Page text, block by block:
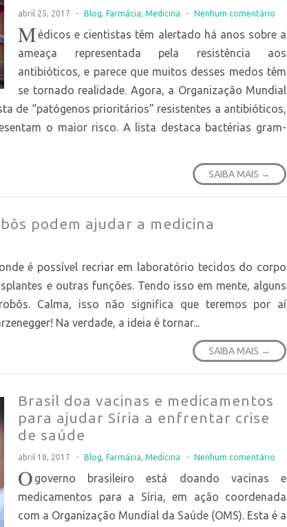
abril 25, 2017 - Blog, Farmácia, Medicina - Nenhum comentário
Médicos e cientistas têm alertado há anos sobre a
ameaça representada pela resistência aos
antibióticos, e parece que muitos desses medos têm
se tornado realidade. Agora, a Organização Mundial
de “patógenos prioritários” resistentes a antibióticos,
o maior risco. A lista destaca bactérias gram-
SAIBA MAIS →
podem ajudar a medicina
é possível recriar em laboratório tecidos do corpo
e outras funções. Tendo isso em mente, alguns
Calma, isso não significa que teremos por aí
Na verdade, a ideia é tornar...
SAIBA MAIS →
Brasil doa vacinas e medicamentos
para ajudar Síria a enfrentar crise
de saúde
abril 18, 2017 - Blog, Farmácia, Medicina - Nenhum comentário
O governo brasileiro está doando vacinas e
medicamentos para a Síria, em ação coordenada
com a Organização Mundial da Saúde (OMS). Esta é a